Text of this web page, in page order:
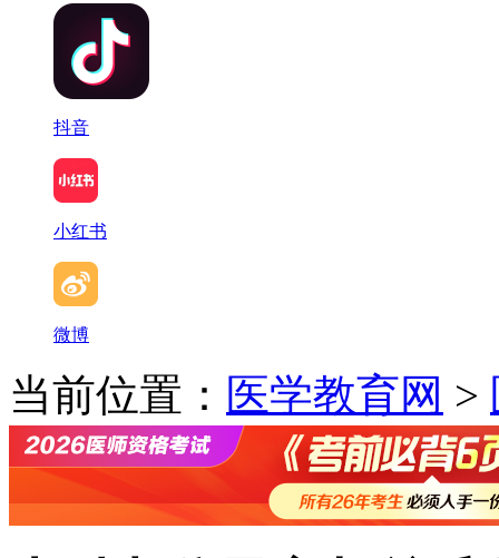
抖音
小红书
微博
当前位置： 医学教育网 >